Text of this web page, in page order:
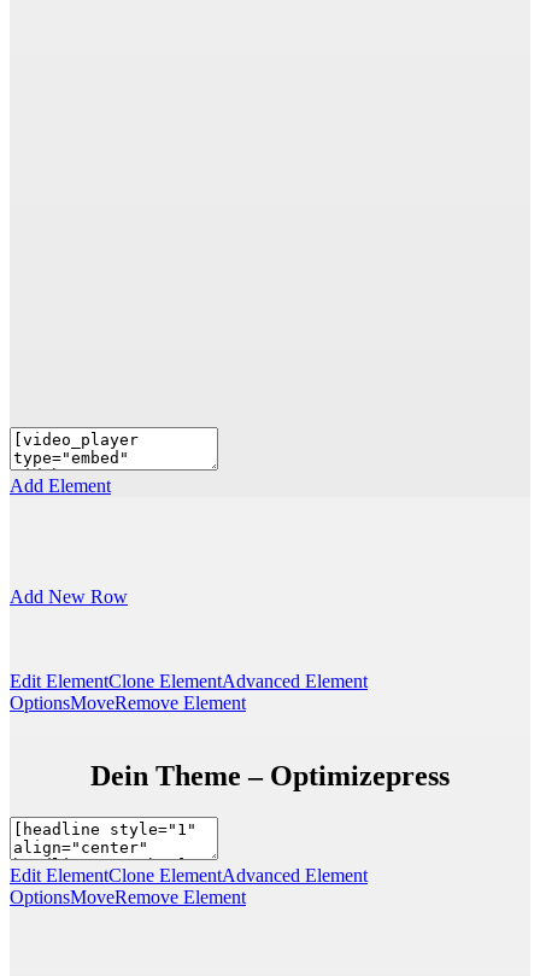
Add Element
Add New Row
Edit ElementClone ElementAdvanced Element
OptionsMoveRemove Element
Dein Theme – Optimizepress
Edit ElementClone ElementAdvanced Element
OptionsMoveRemove Element